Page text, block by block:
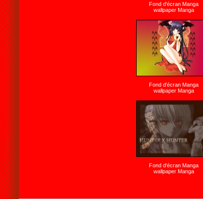
Fond d'écran Manga
wallpaper Manga
Fond d'écran Manga
wallpaper Manga
Fond d'écran Manga
wallpaper Manga